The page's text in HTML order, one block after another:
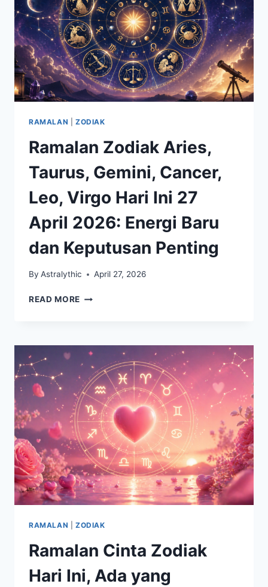
EMOSIONAL
RAMALAN ZODIAK
Ramalan Zodiak Aries,
Taurus, Gemini, Cancer,
Leo, Virgo Hari Ini 27
April 2026: Energi Baru
dan Keputusan Penting
By Astralythic April 27, 2026
READ MORE RAMALAN
GEMINI,
CANCER,
LEO,
VIRGO
HARI
INI
27
APRIL
2026:
ENERGI
BARU
DAN
KEPUTUSAN
RAMALAN ZODIAK
Ramalan Cinta Zodiak
Hari Ini, Ada yang